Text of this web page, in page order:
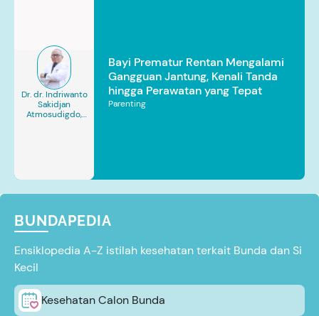
Dr. dr. Indriwanto
Sakidjan
Atmosudigdo,
Bayi Prematur Rentan Mengalami
Gangguan Jantung, Kenali Tanda
hingga Perawatan yang Tepat
Parenting
BUNDAPEDIA
Ensiklopedia A-Z istilah kesehatan terkait Bunda dan Si
Kecil
Kesehatan Calon Bunda